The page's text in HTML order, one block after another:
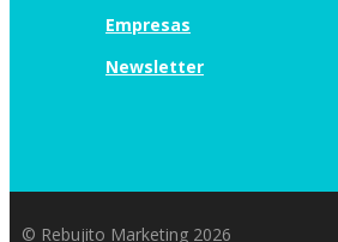
Empresas
Newsletter
© Rebujito Marketing 2026